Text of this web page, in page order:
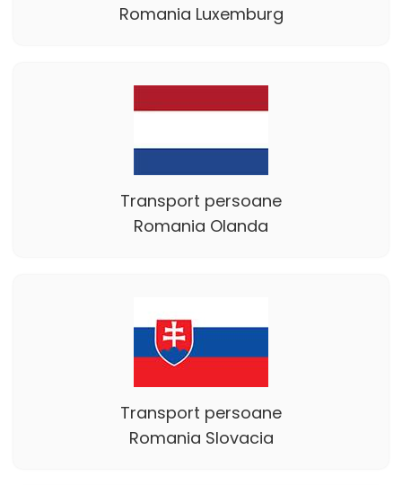
Romania Luxemburg
Transport persoane
Romania Olanda
Transport persoane
Romania Slovacia